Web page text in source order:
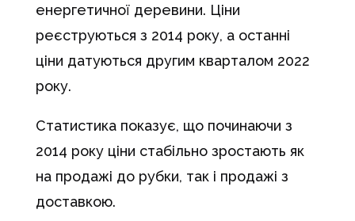
енергетичної деревини. Ціни
реєструються з 2014 року, а останні
ціни датуються другим кварталом 2022
року.
Статистика показує, що починаючи з
2014 року ціни стабільно зростають як
на продажі до рубки, так і продажі з
доставкою.